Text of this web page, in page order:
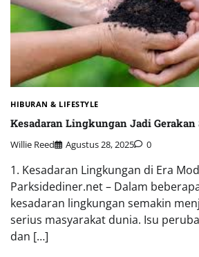
HIBURAN & LIFESTYLE
Kesadaran Lingkungan Jadi Gerakan
Willie Reed Agustus 28, 2025 0
1. Kesadaran Lingkungan di Era
Parksidediner.net – Dalam
kesadaran lingkungan semakin
serius masyarakat dunia. Isu
dan […]